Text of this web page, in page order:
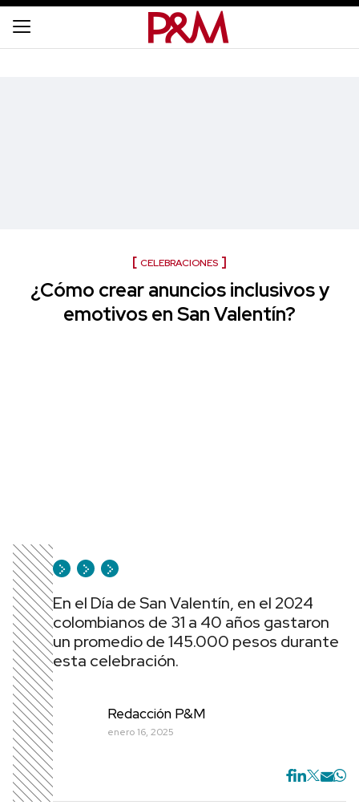
CELEBRACIONES
¿Cómo crear anuncios inclusivos y
emotivos en San Valentín?
En el Día de San Valentín, en el 2024
colombianos de 31 a 40 años gastaron
un promedio de 145.000 pesos durante
esta celebración.
Redacción P&M
enero 16, 2025